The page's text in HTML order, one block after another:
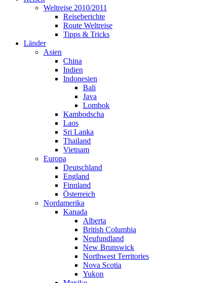
Weltreise 2010/2011
Reiseberichte
Route Weltreise
Tipps & Tricks
Länder
Asien
China
Indien
Indonesien
Bali
Java
Lombok
Kambodscha
Laos
Sri Lanka
Thailand
Vietnam
Europa
Deutschland
England
Finnland
Österreich
Nordamerika
Kanada
Alberta
British Columbia
Neufundland
New Brunswick
Northwest Territories
Nova Scotia
Yukon